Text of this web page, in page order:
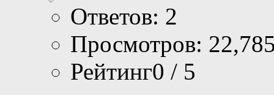
Ответов: 2
Просмотров:
Рейтинг0 / 5